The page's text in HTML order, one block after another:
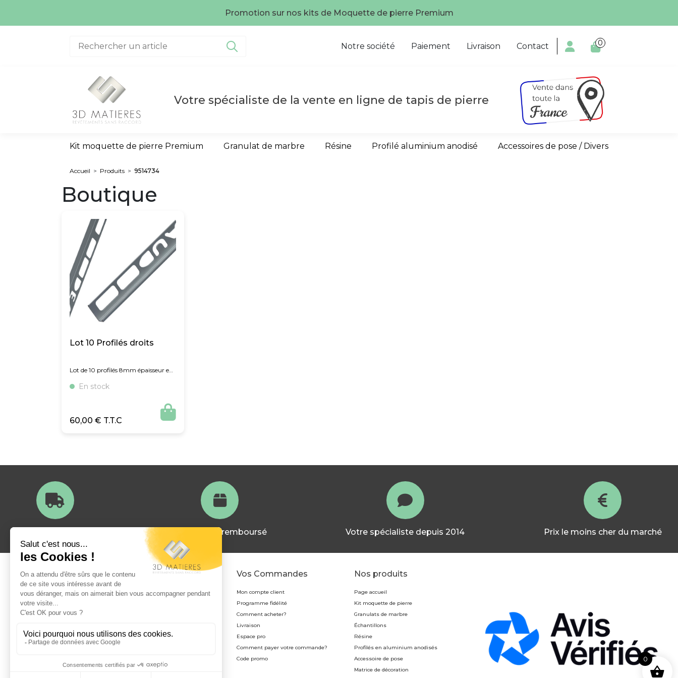
Promotion sur nos kits de Moquette de pierre Premium
Notre société Paiement Livraison Contact  0
Votre spécialiste de la vente en ligne de tapis de pierre
Kit moquette de pierre Premium Granulat de marbre Résine Profilé aluminium anodisé Accessoires de pose / Divers
Accueil > Produits > 9514734
Boutique
Lot 10 Profilés droits
Lot de 10 profilés 8mm épaisseur en
En stock
60,00 € 
Satisfait ou remboursé Votre spécialiste depuis 2014 Prix le moins cher du marché
A propos
Qui sommes nous?
Modes de paiement
Conditions générales de vente
Vos Commandes
Mon compte client
Programme fidélité
Comment acheter?
Livraison
Espace pro
Comment payer votre commande?
Code promo
Nos produits
Page accueil
Kit moquette de pierre
Granulats de marbre
Échantillons
Résine
Profilés en aluminium anodisés
Accessoire de pose
Matrice de décoration
0